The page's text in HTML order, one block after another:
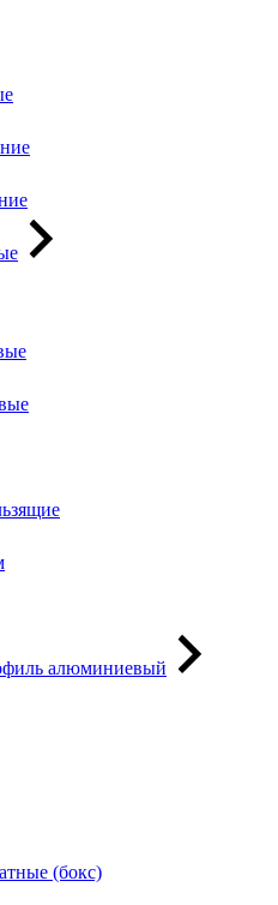
алюминиевый
(бокс)